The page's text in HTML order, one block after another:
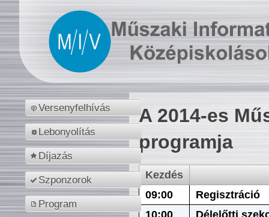
Versenyfelhívás
Lebonyolítás
Díjazás
Szponzorok
Program
A 2014-es
programja
Kezdés
09:00
Regisztráció
10:00
Délelőtti